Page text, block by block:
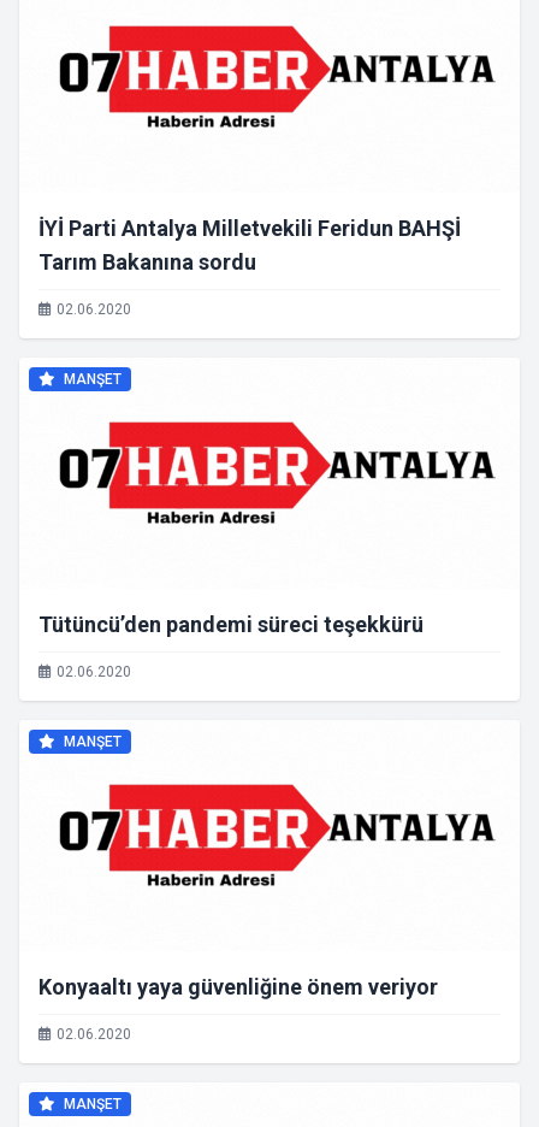
İYİ Parti Antalya Milletvekili Feridun BAHŞİ
Tarım Bakanına sordu
02.06.2020
MANŞET
Tütüncü’den pandemi süreci teşekkürü
02.06.2020
MANŞET
Konyaaltı yaya güvenliğine önem veriyor
02.06.2020
MANŞET